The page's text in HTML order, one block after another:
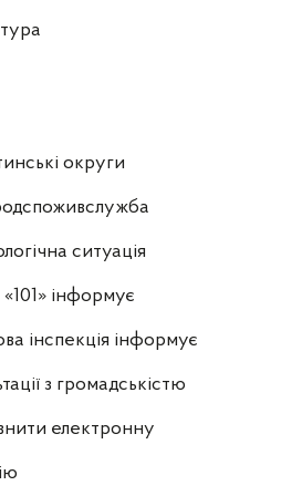
округи
ситуація
інформує
інспекція інформує
з громадськістю
електронну